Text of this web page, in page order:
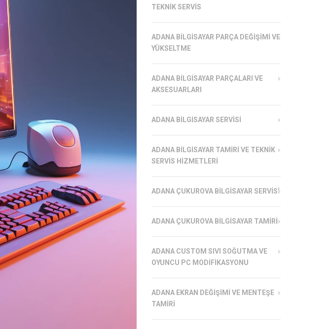
TEKNIK SERVIS
ADANA BILGISAYAR PARÇA DEĞIŞIMI VE
YÜKSELTME
ADANA BILGISAYAR PARÇALARI VE
AKSESUARLARI
ADANA BILGISAYAR SERVISI
ADANA BILGISAYAR TAMIRI VE TEKNIK
SERVIS HIZMETLERI
ADANA ÇUKUROVA BILGISAYAR SERVISI
ADANA ÇUKUROVA BILGISAYAR TAMIRI
ADANA CUSTOM SIVI SOĞUTMA VE
OYUNCU PC MODIFIKASYONU
ADANA EKRAN DEĞIŞIMI VE MENTEŞE
TAMIRI